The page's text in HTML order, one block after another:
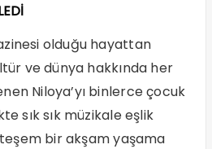
olduğu hayattan
ve dünya hakkında her
Niloya’yı binlerce çocuk
sık sık müzikale eşlik
bir akşam yaşama